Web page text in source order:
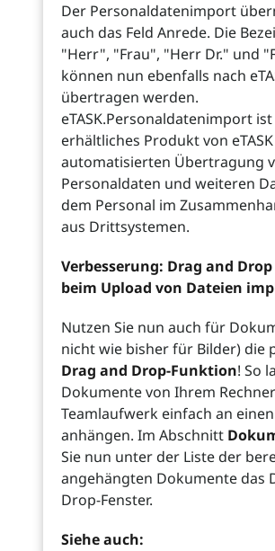
Der Personaldatenimport
auch das Feld Anrede. Die
"Herr", "Frau", "Herr Dr." und
können nun ebenfalls nach
übertragen werden.
eTASK.Personaldatenimport
erhältliches Produkt von
automatisierten Übertragung
Personaldaten und weiteren
dem Personal im
aus Drittsystemen.
Verbesserung: Drag and
beim Upload von Dateien
Nutzen Sie nun auch für
nicht wie bisher für Bilder) die
Drag and Drop-Funktion! So
Dokumente von Ihrem
Teamlaufwerk einfach an
anhängen. Im Abschnitt
Sie nun unter der Liste der
angehängten Dokumente das
Drop-Fenster.
Siehe auch: